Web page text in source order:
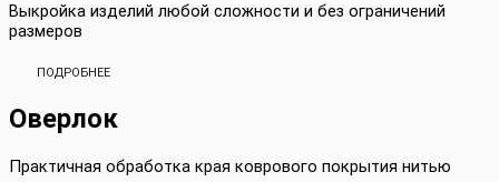
Выкройка изделий любой сложности и без ограничений
размеров
ПОДРОБНЕЕ
Оверлок
Практичная обработка края коврового покрытия нитью